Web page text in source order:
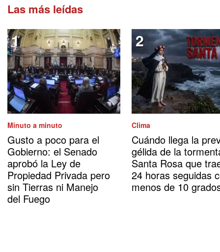
Las más leídas
Minuto a minuto
Gusto a poco para el
Gobierno: el Senado
aprobó la Ley de
Propiedad Privada pero
sin Tierras ni Manejo
del Fuego
Clima
Cuándo llega la
gélida de la
Santa Rosa que
24 horas seguidas
menos de 10